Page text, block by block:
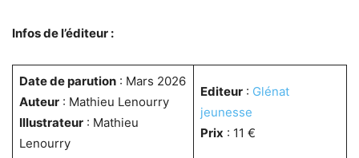
Infos de l’éditeur :
Date de parution: Mars 2026
Auteur: Mathieu Lenourry
Illustrateur: Mathieu
Lenourry
Editeur: Glénat
jeunesse
Prix : 11 €